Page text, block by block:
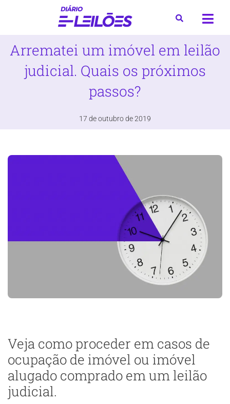
Arrematei um imóvel em leilão
judicial. Quais os próximos
passos?
17 de outubro de 2019
Veja como proceder em casos de
ocupação de imóvel ou imóvel
alugado comprado em um leilão
judicial.